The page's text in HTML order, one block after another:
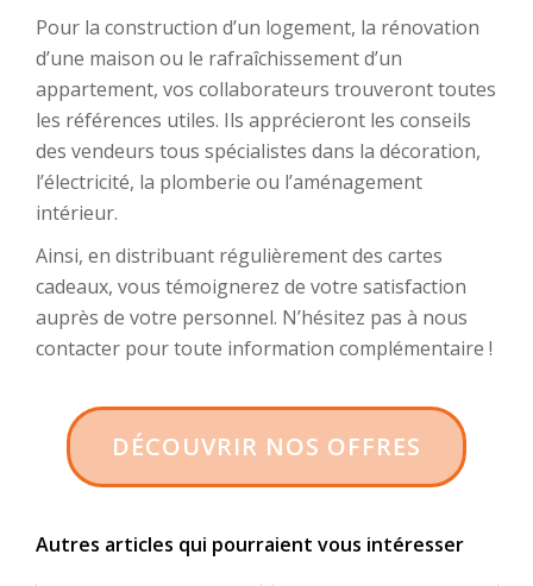
Pour la construction d’un logement, la rénovation
d’une maison ou le rafraîchissement d’un
appartement, vos collaborateurs trouveront toutes
les références utiles. Ils apprécieront les conseils
des vendeurs tous spécialistes dans la décoration,
l’électricité, la plomberie ou l’aménagement
intérieur.
Ainsi, en distribuant régulièrement des cartes
cadeaux, vous témoignerez de votre satisfaction
auprès de votre personnel. N’hésitez pas à nous
contacter pour toute information complémentaire !
DÉCOUVRIR NOS OFFRES
Autres articles qui pourraient vous intéresser